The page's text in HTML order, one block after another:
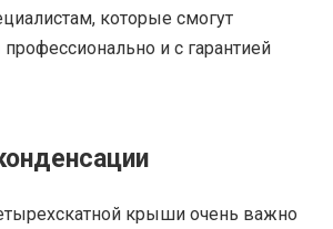
которые смогут
и с гарантией
крыши очень важно